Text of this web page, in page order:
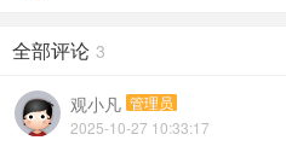
全部评论 3
观小凡 管理员
2025-10-27 10:33:17